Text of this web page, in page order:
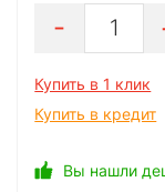
1
Купить в 1 клик
Купить в кредит
Вы нашли